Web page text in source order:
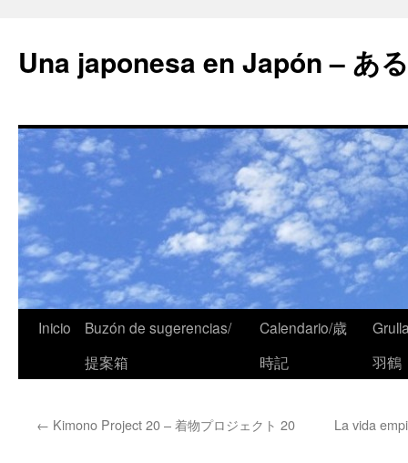
Una japonesa en Japón – あ
Inicio
Buzón de sugerencias/
提案箱
Calendario/歳
時記
羽鶴
← Kimono Project 20 – 着物プロジェクト 20 La vida